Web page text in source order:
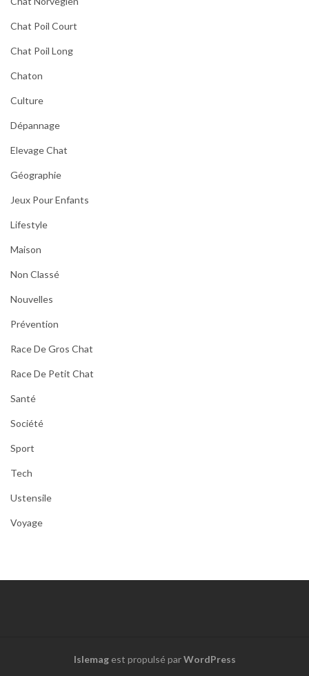
Chat Poil Court
Chat Poil Long
Chaton
Culture
Dépannage
Elevage Chat
Géographie
Jeux Pour Enfants
Lifestyle
Maison
Non Classé
Nouvelles
Prévention
Race De Gros Chat
Race De Petit Chat
Santé
Société
Sport
Tech
Ustensile
Voyage
Islemagest propulsé parWordPress